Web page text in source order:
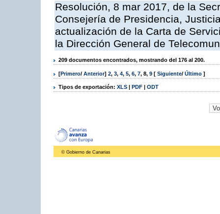
Resolución, 8 mar 2017, de la
Consejería de Presidencia,
actualización de la Carta de
la Dirección General de
209 documentos encontrados, mostrando del 176 al 200.
[Primero/ Anterior] 2, 3, 4, 5, 6, 7, 8, 9 [ Siguiente/ Último ]
Tipos de exportación: XLS | PDF | ODT
© Gobierno de Canarias